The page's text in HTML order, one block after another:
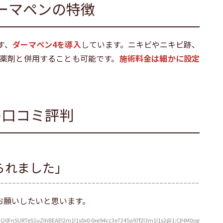
マペンの特徴
、ダーマペン4を導入しています。ニキビやニキビ跡、
と併用することも可能です。 施術料金は細かに設定
コミ評判
ました」
いしたいと思います。